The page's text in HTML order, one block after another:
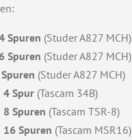
Spuren (Studer A827 MCH)
Spuren (Studer A827 MCH)
(Studer A827 MCH)
Spur(Tascam 34B)
Spuren (Tascam TSR-8)
Spuren (Tascam MSR16)